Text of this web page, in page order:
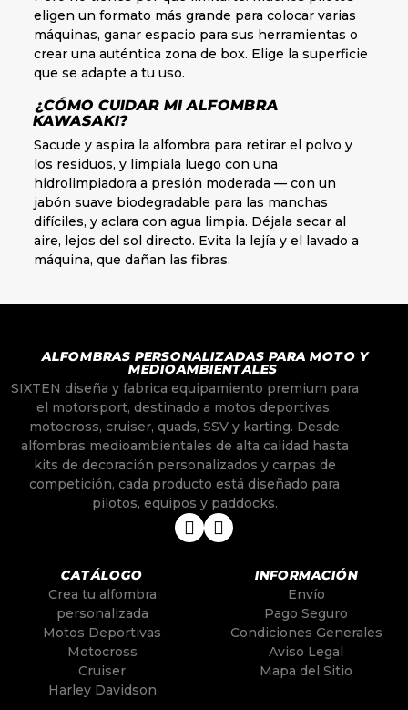
eligen un formato más grande para colocar varias
máquinas, ganar espacio para sus herramientas o
crear una auténtica zona de box. Elige la superficie
que se adapte a tu uso.
¿CÓMO CUIDAR MI ALFOMBRA
KAWASAKI?
Sacude y aspira la alfombra para retirar el polvo y
los residuos, y límpiala luego con una
hidrolimpiadora a presión moderada — con un
jabón suave biodegradable para las manchas
difíciles, y aclara con agua limpia. Déjala secar al
aire, lejos del sol directo. Evita la lejía y el lavado a
máquina, que dañan las fibras.
ALFOMBRAS PERSONALIZADAS PARA MOTO Y
MEDIOAMBIENTALES
SIXTEN diseña y fabrica equipamiento premium para
el motorsport, destinado a motos deportivas,
motocross, cruiser, quads, SSV y karting. Desde
alfombras medioambientales de alta calidad hasta
kits de decoración personalizados y carpas de
competición, cada producto está diseñado para
pilotos, equipos y paddocks.
CATÁLOGO
Crea tu alfombra
personalizada
Motos Deportivas
Motocross
Cruiser
Harley Davidson
INFORMACIÓN
Envío
Pago Seguro
Condiciones Generales
Aviso Legal
Mapa del Sitio